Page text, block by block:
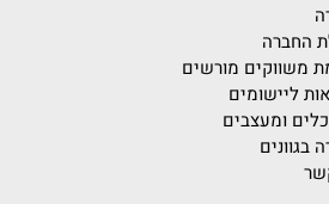
החברה
משווקים מורשים
ליישומים
ומעצבים
בגוונים